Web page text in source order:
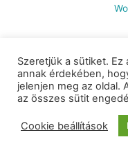
Szeretjük a sütiket.
annak érdekében,
jelenjen meg az oldal.
az összes sütit
Cookie beállítások